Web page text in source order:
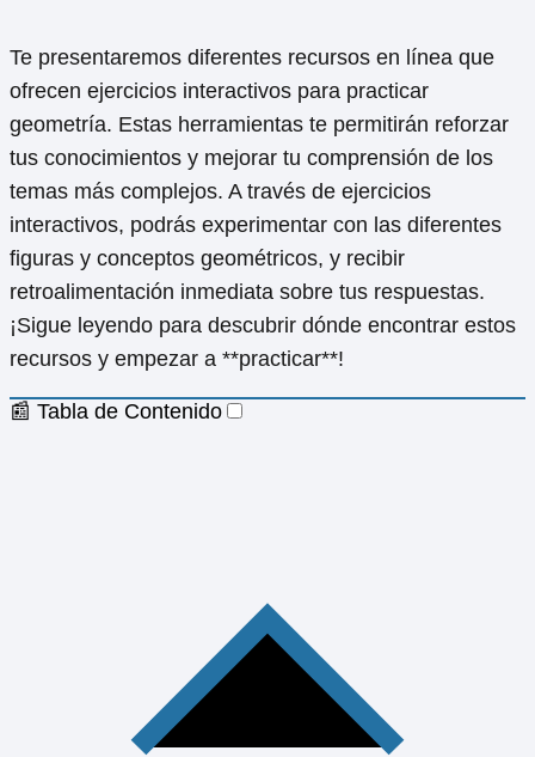
Te presentaremos diferentes recursos en línea que
ofrecen ejercicios interactivos para practicar
geometría. Estas herramientas te permitirán reforzar
tus conocimientos y mejorar tu comprensión de los
temas más complejos. A través de ejercicios
interactivos, podrás experimentar con las diferentes
figuras y conceptos geométricos, y recibir
retroalimentación inmediata sobre tus respuestas.
¡Sigue leyendo para descubrir dónde encontrar estos
recursos y empezar a **practicar**!
📰 Tabla de Contenido